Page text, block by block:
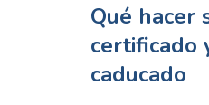
Qué hacer
certificado
caducado